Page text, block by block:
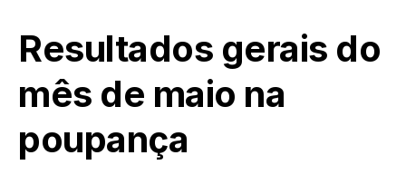
Resultados gerais do
mês de maio na
poupança